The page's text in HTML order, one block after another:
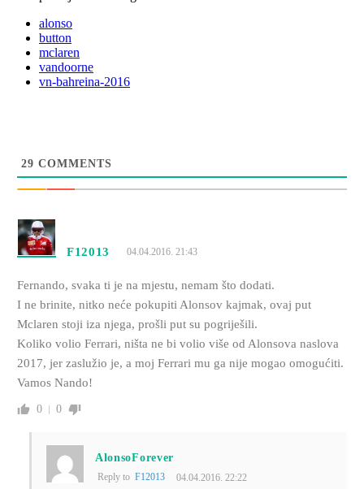
alonso
button
mclaren
vandoorne
vn-bahreina-2016
29 COMMENTS
F12013 04.04.2016. 21:43
Fernando, svaka ti je na mjestu, nemam što dodati.
I ne brinite, nitko neće pokupiti Alonsov kajmak, ovaj put
Mclaren stoji iza njega, prošli put su pogriješili.
Koliko volio Ferrari, ništa ne bi volio više od Alonsova naslova
2017, jer zaslužio je, a moj Ferrari mu ga nije mogao omogućiti.
Vamos Nando!
0 0
AlonsoForever
Reply to F12013 04.04.2016. 22:22